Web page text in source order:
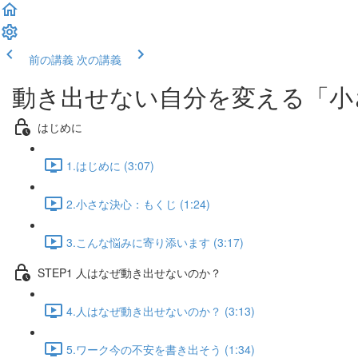
前の講義 次の講義
動き出せない自分を変える「小
はじめに
1.はじめに (3:07)
2.小さな決心：もくじ (1:24)
3.こんな悩みに寄り添います (3:17)
STEP1 人はなぜ動き出せないのか？
4.人はなぜ動き出せないのか？ (3:13)
5.ワーク今の不安を書き出そう (1:34)